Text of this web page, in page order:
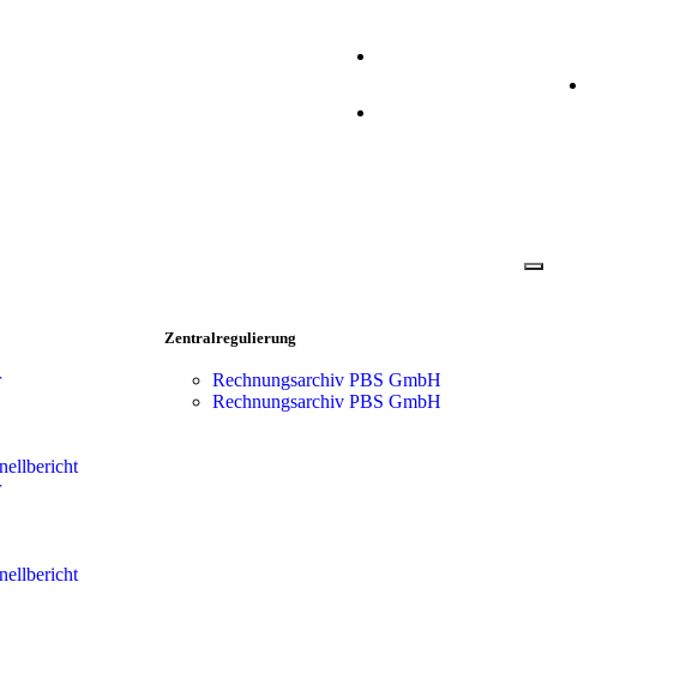
Zentralregulierung
Rechnungsarchiv PBS GmbH
Rechnungsarchiv PBS GmbH